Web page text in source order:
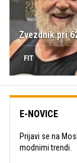
Zvezdnik pri
FIT
E-NOVICE
Prijavi se na
modnimi trendi.